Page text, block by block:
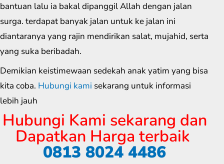
bantuan lalu ia bakal dipanggil Allah dengan jalan
surga. terdapat banyak jalan untuk ke jalan ini
diantaranya yang rajin mendirikan salat, mujahid, serta
yang suka beribadah.
Demikian keistimewaan sedekah anak yatim yang bisa
kita coba. Hubungi kami sekarang untuk informasi
lebih jauh
Hubungi Kami sekarang dan
Dapatkan Harga terbaik
0813 8024 4486